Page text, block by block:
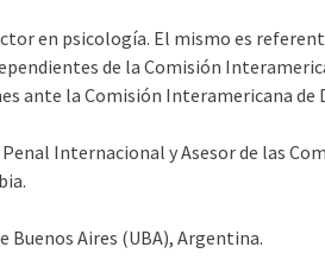
en psicología. El mismo es
de la Comisión
ante la Comisión Interamericana de
Internacional y Asesor de las
Buenos Aires (UBA), Argentina.